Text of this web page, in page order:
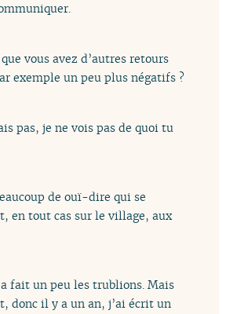
vous avez d’autres retours
exemple un peu plus négatifs ?
pas, je ne vois pas de quoi tu
de ouï-dire qui se
en tout cas sur le village, aux
fait un peu les trublions. Mais
donc il y a un an, j’ai écrit un